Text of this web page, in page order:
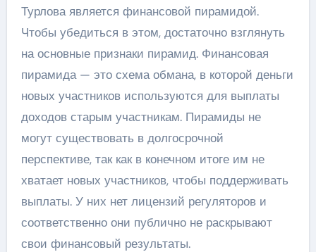
Турлова является финансовой пирамидой.
Чтобы убедиться в этом, достаточно взглянуть
на основные признаки пирамид. Финансовая
пирамида — это схема обмана, в которой деньги
новых участников используются для выплаты
доходов старым участникам. Пирамиды не
могут существовать в долгосрочной
перспективе, так как в конечном итоге им не
хватает новых участников, чтобы поддерживать
выплаты. У них нет лицензий регуляторов и
соответственно они публично не раскрывают
свои финансовый результаты.